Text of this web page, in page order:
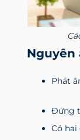
Nguyên
Phát
Đứng
Có hai